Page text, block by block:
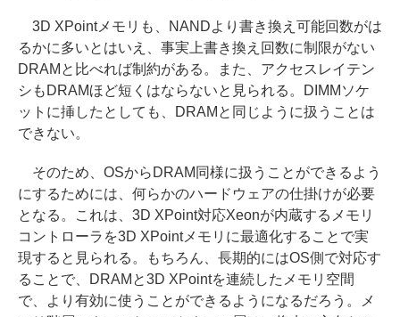
3D XPointメモリも、NANDより書き換え可能回数がは
るかに多いとはいえ、事実上書き換え回数に制限がない
DRAMと比べれば制約がある。また、アクセスレイテン
シもDRAMほど短くはならないと見られる。DIMMソケ
ットに挿したとしても、DRAMと同じように扱うことは
できない。
そのため、OSからDRAM同様に扱うことができるよう
にするためには、何らかのハードウェアの仕掛けが必要
となる。これは、3D XPoint対応Xeonが内蔵するメモリ
コントローラを3D XPointメモリに最適化することで実
現すると見られる。もちろん、長期的にはOS側で対応す
ることで、DRAMと3D XPointを連続したメモリ空間
で、より有効に使うことができるようになるだろう。メ